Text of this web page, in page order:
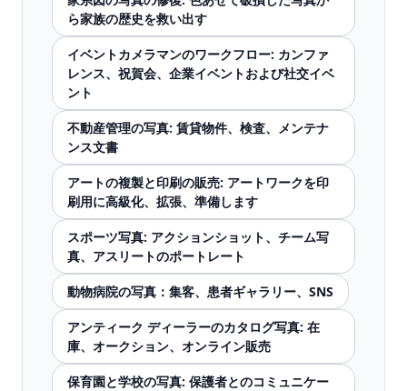
ら家族の歴史を救い出す
イベントカメラマンのワークフロー: カンファ
レンス、祝賀会、企業イベントおよび社交イベ
ント
不動産管理の写真: 賃貸物件、検査、メンテナ
ンス文書
アートの複製と印刷の販売: アートワークを印
刷用に高級化、拡張、準備します
スポーツ写真: アクションショット、チーム写
真、アスリートのポートレート
動物病院の写真：集客、患者ギャラリー、SNS
アンティーク ディーラーのカタログ写真: 在
庫、オークション、オンライン販売
保育園と学校の写真: 保護者とのコミュニケー